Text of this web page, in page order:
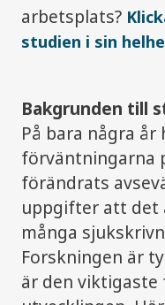
arbetsplats?
studien i sin
Bakgrunden till
På bara några år
förväntningarna
förändrats
uppgifter att det
många
Forskningen är
är den